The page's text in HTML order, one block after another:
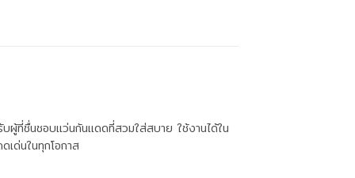
ที่ชื่นชอบแว่นกันแดดที่สวมใส่สบาย ใช้งานได้ใน
ด่นในทุกโอกาส